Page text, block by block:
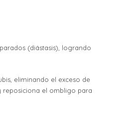
(diástasis), logrando
eliminando el exceso de
reposiciona el ombligo para